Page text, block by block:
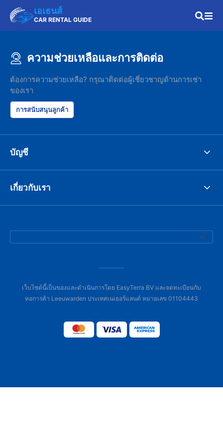
เอเธนส์
CAR RENTAL GUIDE
ความช่วยเหลือและการติดต่อ
ต้องการความช่วยเหลือ? กรุณาติดต่อผู้เชี่ยวชาญด้านการเช่า
ของเรา
การสนับสนุนลูกค้า
บัญชี
เกี่ยวกับเรา
เว็บไซต์นี้เป็นของและดำเนินการโดย EasyTerra BV และจดทะเบียนกับ
หอการค้า Leeuwarden ประเทศเนเธอร์แลนด์ หมายเลข 01104443